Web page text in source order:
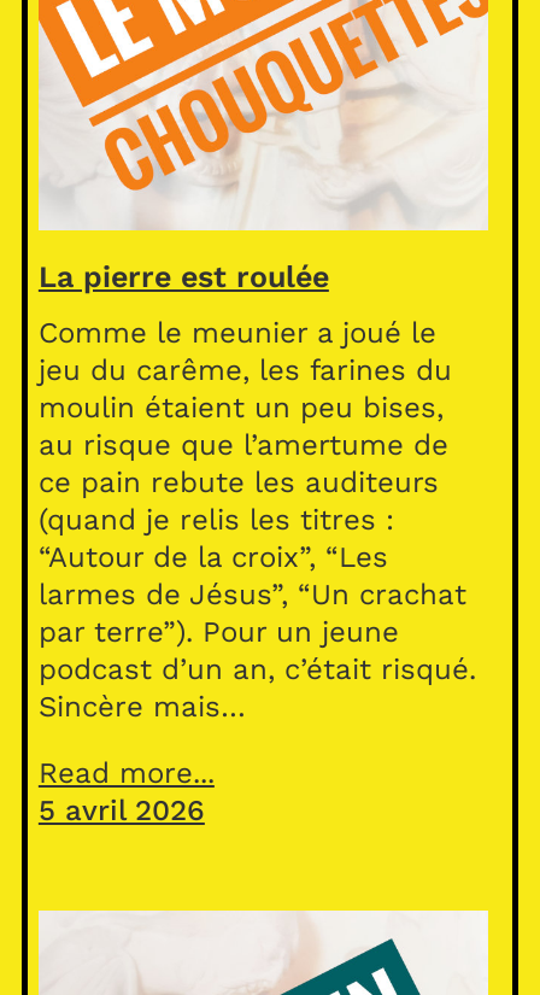
La pierre est roulée
Comme le meunier a joué le
jeu du carême, les farines du
moulin étaient un peu bises,
au risque que l’amertume de
ce pain rebute les auditeurs
(quand je relis les titres :
“Autour de la croix”, “Les
larmes de Jésus”, “Un crachat
par terre”). Pour un jeune
podcast d’un an, c’était risqué.
Sincère mais…
Read more...
5 avril 2026